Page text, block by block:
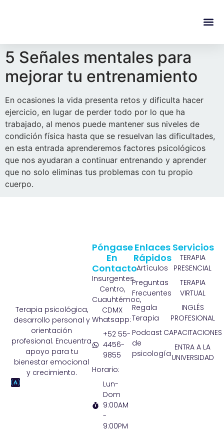
5 Señales mentales para
mejorar tu entrenamiento
En ocasiones la vida presenta retos y dificulta hacer
ejercicio, en lugar de perder todo por lo que ha
trabajado, al menos puede mantener sus niveles de
condición física hasta que se resuelvan las dificultades,
en esta entrada aprenderemos factores psicológicos
que nos ayudaran a continuar entrenando y aprender
que no solo eliminas tus problemas con tu propio
cuerpo.
Terapia psicológica,
desarrollo personal y
orientación
profesional. Encuentra
apoyo para tu
bienestar emocional
y crecimiento.
Servicios
TERAPIA
PRESENCIAL
TERAPIA
VIRTUAL
INGLÉS
PROFESIONAL
CAPACITACIONES
ENTRA A LA
UNIVERSIDAD
Enlaces
Rápidos
Artículos
Preguntas
Frecuentes
Regala
Terapia
Podcast
de
psicología
Póngase
En
Contacto
Insurgentes
Centro,
Cuauhtémoc,
CDMX
Whatsapp:
+52 55-
4456-
9855
Horario:
Lun-
Dom
9:00AM
-
9:00PM